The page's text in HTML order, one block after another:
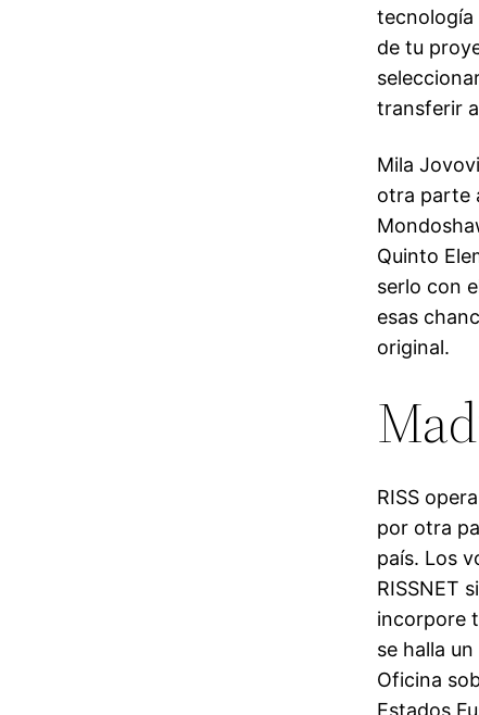
tecnología
de tu
transferir
Mila
otra parte
Quinto
serlo con
esas
original.
RISS
por otra
país. Los
RISSNET
incorpore
se halla
Oficina
Estados